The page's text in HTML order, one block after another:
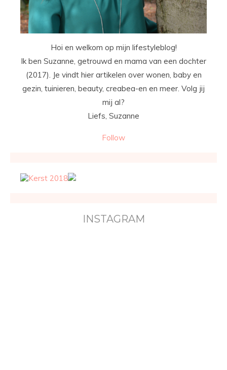
Hoi en welkom op mijn lifestyleblog!
Ik ben Suzanne, getrouwd en mama van een dochter
(2017). Je vindt hier artikelen over wonen, baby en
gezin, tuinieren, beauty, creabea-en en meer. Volg jij
mij al?
Liefs, Suzanne
Follow
INSTAGRAM